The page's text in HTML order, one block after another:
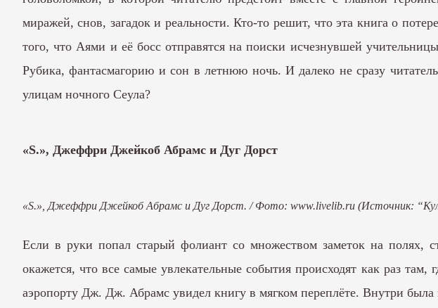
миражей, снов, загадок и реальности. Кто-то решит, что эта книга о
того, что Аями и её босс отправятся на поиски исчезнувшей
Рубика, фантасмагорию и сон в летнюю ночь. И далеко не сразу
улицам ночного Сеула?
«S.», Джеффри Джейкоб Абрамс и Дуг Дорст
«S.», Джеффри Джейкоб Абрамс и Дуг Дорст. / Фото: www.livelib.ru (Источник:
Если в руки попал старый фолиант со множеством заметок на полях,
окажется, что все самые увлекательные события происходят как раз
аэропорту Дж. Дж. Абрамс увидел книгу в мягком переплёте. Внутри была